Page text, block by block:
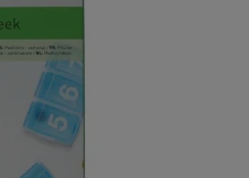
producten.